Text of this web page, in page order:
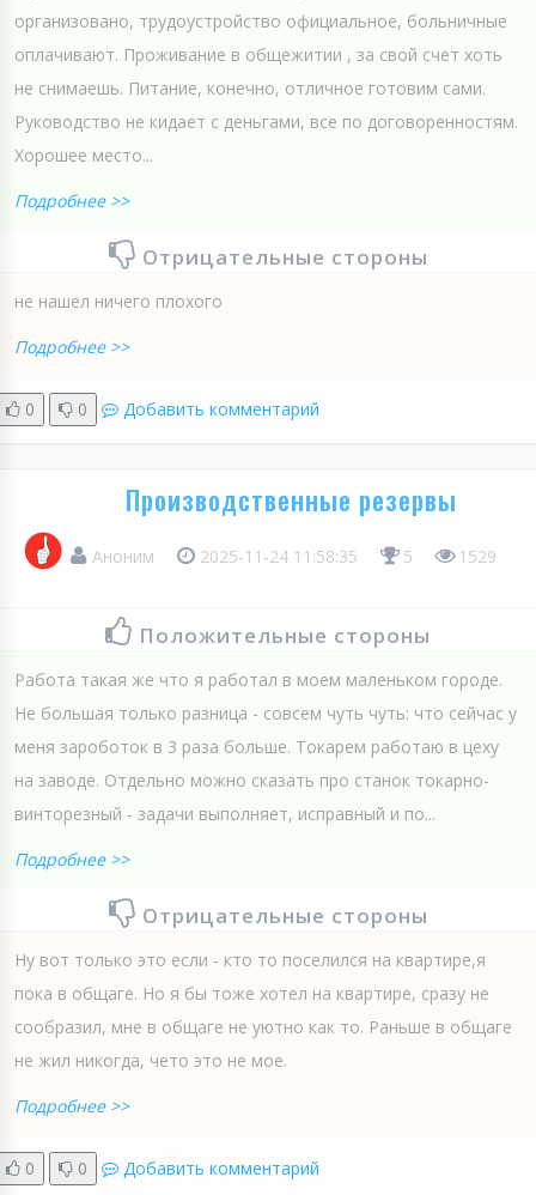
организовано, трудоустройство официальное, больничные
оплачивают. Проживание в общежитии , за свой счет хоть
не снимаешь. Питание, конечно, отличное готовим сами.
Руководство не кидает с деньгами, все по договоренностям.
Хорошее место...
Подробнее >>
Отрицательные стороны
не нашел ничего плохого
Подробнее >>
0 0 Добавить комментарий
Производственные резервы
Аноним 2025-11-24 11:58:35 5 1529
Положительные стороны
Работа такая же что я работал в моем маленьком городе.
Не большая только разница - совсем чуть чуть: что сейчас у
меня зароботок в 3 раза больше. Токарем работаю в цеху
на заводе. Отдельно можно сказать про станок токарно-
винторезный - задачи выполняет, исправный и по...
Подробнее >>
Отрицательные стороны
Ну вот только это если - кто то поселился на квартире,я
пока в общаге. Но я бы тоже хотел на квартире, сразу не
сообразил, мне в общаге не уютно как то. Раньше в общаге
не жил никогда, чето это не мое.
Подробнее >>
0 0 Добавить комментарий